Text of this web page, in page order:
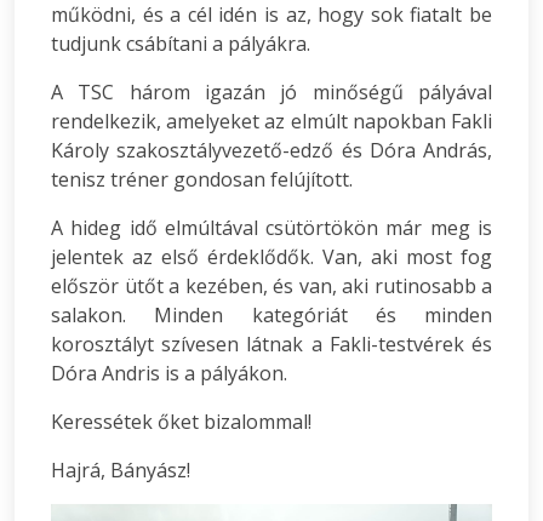
működni, és a cél idén is az, hogy sok fiatalt be
tudjunk csábítani a pályákra.
A TSC három igazán jó minőségű pályával
rendelkezik, amelyeket az elmúlt napokban Fakli
Károly szakosztályvezető-edző és Dóra András,
tenisz tréner gondosan felújított.
A hideg idő elmúltával csütörtökön már meg is
jelentek az első érdeklődők. Van, aki most fog
először ütőt a kezében, és van, aki rutinosabb a
salakon. Minden kategóriát és minden
korosztályt szívesen látnak a Fakli-testvérek és
Dóra Andris is a pályákon.
Keressétek őket bizalommal!
Hajrá, Bányász!